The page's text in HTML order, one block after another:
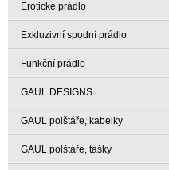
Erotické prádlo
Exkluzivní spodní prádlo
Funkční prádlo
GAUL DESIGNS
GAUL polštáře, kabelky
GAUL polštáře, tašky